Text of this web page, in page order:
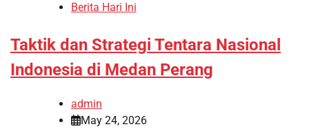
Berita Hari Ini
Taktik dan Strategi Tentara Nasional
Indonesia di Medan Perang
admin
May 24, 2026